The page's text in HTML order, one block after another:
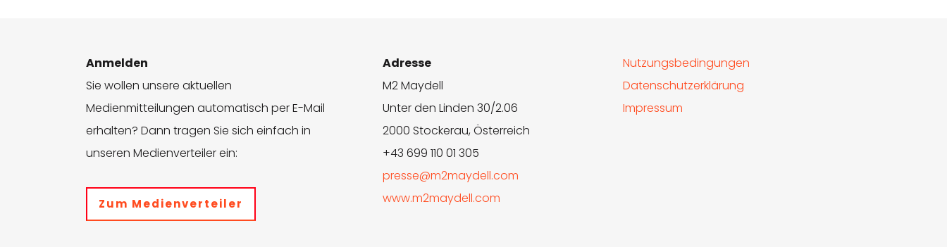
Anmelden
Sie wollen unsere aktuellen
Medienmitteilungen automatisch per E-Mail
erhalten? Dann tragen Sie sich einfach in
unseren Medienverteiler ein:
Zum Medienverteiler
Adresse
M2 Maydell
Unter den Linden 30/2.06
2000 Stockerau, Österreich
+43 699 110 01 305
presse@m2maydell.com
www.m2maydell.com
Nutzungsbedingungen
Datenschutzerklärung
Impressum